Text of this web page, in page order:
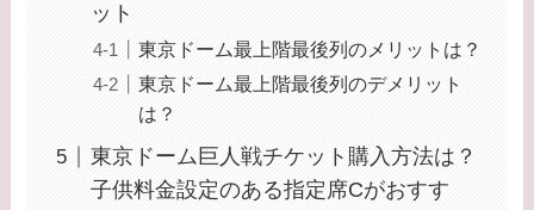
ット
東京ドーム最上階最後列のメリットは？
東京ドーム最上階最後列のデメリット
は？
東京ドーム巨人戦チケット購入方法は？
子供料金設定のある指定席Cがおすす